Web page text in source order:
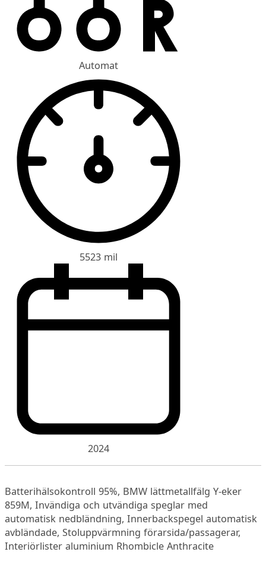
Automat
5523 mil
2024
Batterihälsokontroll 95%, BMW lättmetallfälg Y-eker
859M, Invändiga och utvändiga speglar med
automatisk nedbländning, Innerbackspegel automatisk
avbländade, Stoluppvärmning förarsida/passagerar,
Interiörlister aluminium Rhombicle Anthracite